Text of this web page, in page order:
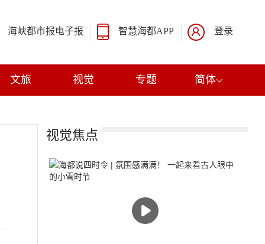
海峡都市报电子报 智慧海都APP 登录
文旅 视觉 专题 简体
视觉焦点